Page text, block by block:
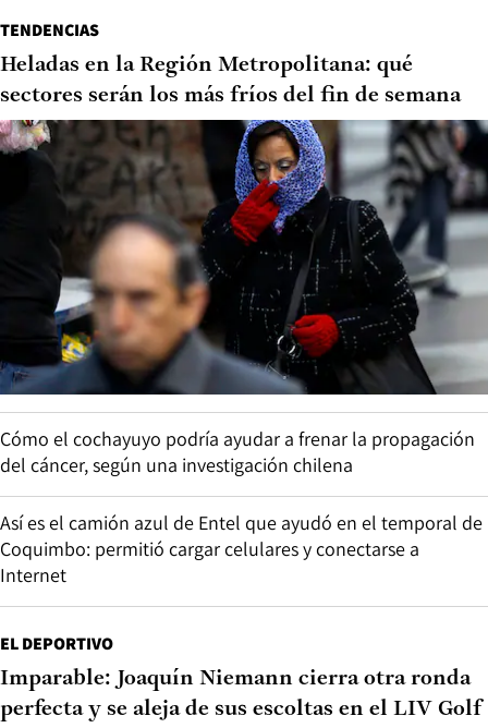
TENDENCIAS
Heladas en la Región Metropolitana: qué
sectores serán los más fríos del fin de semana
Cómo el cochayuyo podría ayudar a frenar la propagación
del cáncer, según una investigación chilena
Así es el camión azul de Entel que ayudó en el temporal de
Coquimbo: permitió cargar celulares y conectarse a
Internet
EL DEPORTIVO
Imparable: Joaquín Niemann cierra otra ronda
perfecta y se aleja de sus escoltas en el LIV Golf